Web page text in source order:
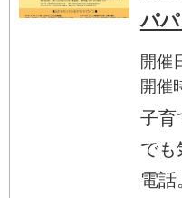
パ
開催
開催
子育
でも
電話